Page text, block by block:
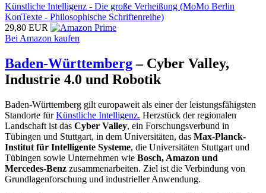
Künstliche Intelligenz - Die große Verheißung (MoMo Berlin
KonTexte - Philosophische Schriftenreihe)
29,80 EUR
Bei Amazon kaufen
Baden-Württemberg– Cyber Valley,
Industrie 4.0 und Robotik
Baden-Württemberg gilt europaweit als einer der leistungsfähigsten
Standorte fürKünstliche Intelligenz. Herzstück der regionalen
Landschaft ist das Cyber Valley, ein Forschungsverbund in
Tübingen und Stuttgart, in dem Universitäten, das Max-Planck-
Institut für Intelligente Systeme, die Universitäten Stuttgart und
Tübingen sowie Unternehmen wie Bosch, Amazon und
Mercedes-Benz zusammenarbeiten. Ziel ist die Verbindung von
Grundlagenforschung und industrieller Anwendung.